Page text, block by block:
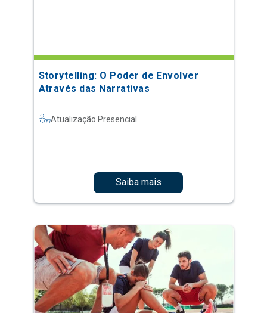
Storytelling: O Poder de Envolver
Através das Narrativas
Atualização Presencial
Saiba mais